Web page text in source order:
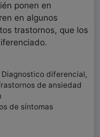
ponen en
en algunos
trastornos, que los
diferencial,
de ansiedad
de síntomas